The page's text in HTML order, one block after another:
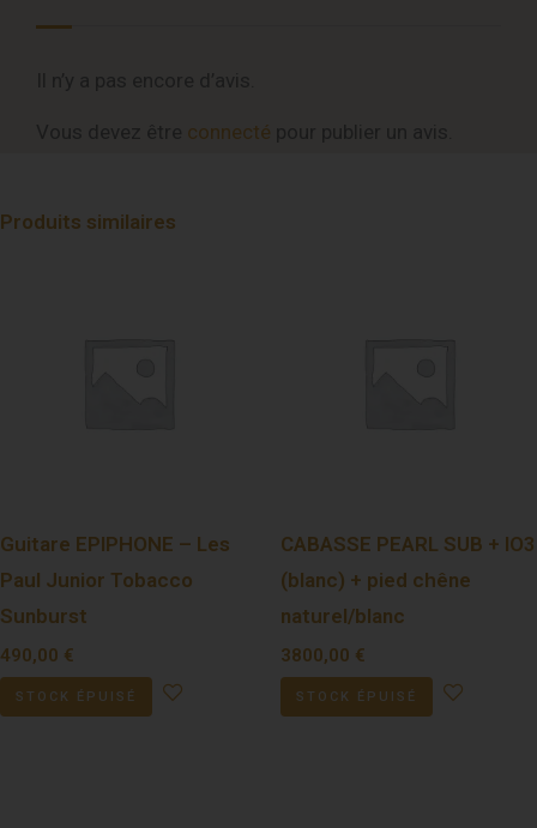
connecté
Produits similaires
Guitare EPIPHONE – Les
Paul Junior Tobacco
Sunburst
490,00 €
STOCK ÉPUISÉ
CABASSE PEARL SUB + IO3
(blanc) + pied chêne
naturel/blanc
3800,00 €
STOCK ÉPUISÉ